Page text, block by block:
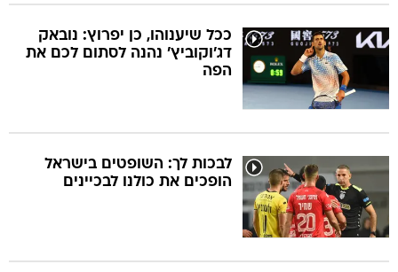
ככל שיענוהו, כן יפרוץ: נובאק
דג'וקוביץ' נהנה לסתום לכם את
הפה
לבכות לך: השופטים בישראל
הופכים את כולנו לבכיינים